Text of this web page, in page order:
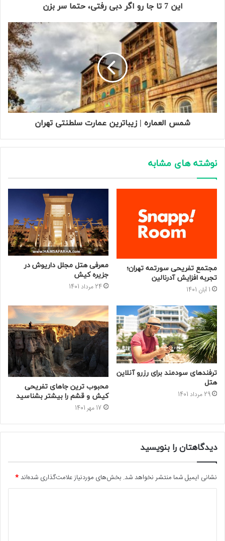
این 7 تا جا رو اگر دبی رفتی، حتما سر بزن
شمس العماره | زیباترین عمارت سلطنتی تهران
نوشته های مشابه
مجتمع تفریحی سورتمه تهران؛
تجربه افزایش آدرنالین
1 آبان 1401
معرفی هتل مجلل داریوش در
جزیره کیش
24 مرداد 1401
ترفندهای سودمند برای رزرو آنلاین
هتل
29 مرداد 1401
محبوب ترین جاهای تفریحی
کیش و قشم را بیشتر بشناسید
17 مهر 1401
دیدگاهتان را بنویسید
نشانی ایمیل شما منتشر نخواهد شد. بخش‌های موردنیاز علامت‌گذاری شده‌اند*